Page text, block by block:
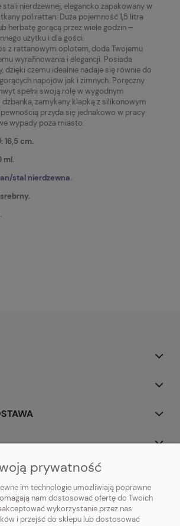
nierdzewnej, elegancko zapakowany w
tkany polirattan. Duża pojemność 1,5 litra
herbatę gorącą przez wiele godzin –
użytku i dla gości.
z rattanowym oplotem, doda Twojemu
wyrafinowania i elegancji. Posiada
dzięki czemu idealnie nadaje się równie do
napojów jak i zimnych. Poręczny
spełni swoją rolę w wygodnym
zamykany klapką z silikonowym
przyda się jednakowo w pracy
wypady poza miasto.
16,5 cm.
ml.
stal nierdzewna.
prywatność
im technologie umożliwiają poprawne
nam dostosować ofertę do Twoich
wykorzystanie przez nas
i przejść do sklepu lub dostosować